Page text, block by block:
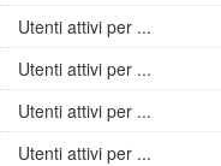
Utenti attivi per ...
Utenti attivi per ...
Utenti attivi per ...
Utenti attivi per ...